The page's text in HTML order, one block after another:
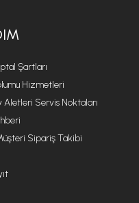
Şartları
Hizmetleri
Aletleri Servis Noktaları
Sipariş Takibi